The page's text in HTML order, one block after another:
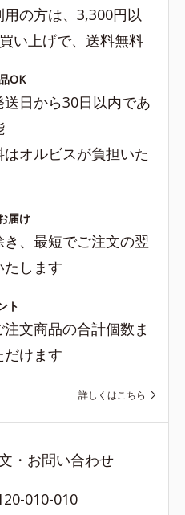
用の方は、3,300円以
い上げで、送料無料
OK
日から30日以内であ
オルビスが負担いた
届け
、最短でご注文の翌
たします
ト
文商品の合計個数ま
だけます
詳しくはこちら
・お問い合わせ
010-010